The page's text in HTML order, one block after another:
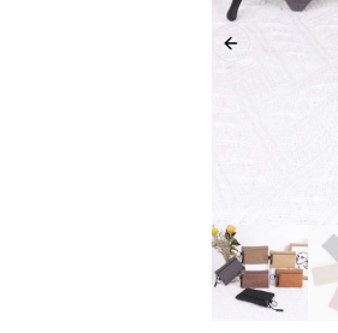
Previous slide